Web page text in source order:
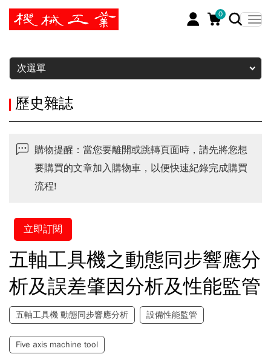
0
暫停
次選單
歷史雜誌
購物提醒：當您要離開或跳轉頁面時，請先將您想
要購買的文章加入購物車，以便快速紀錄完成購買
流程!
立即訂閱
五軸工具機之動態同步響應分
析及誤差肇因分析及性能監管
五軸工具機 動態同步響應分析 設備性能監管
Five axis machine tool